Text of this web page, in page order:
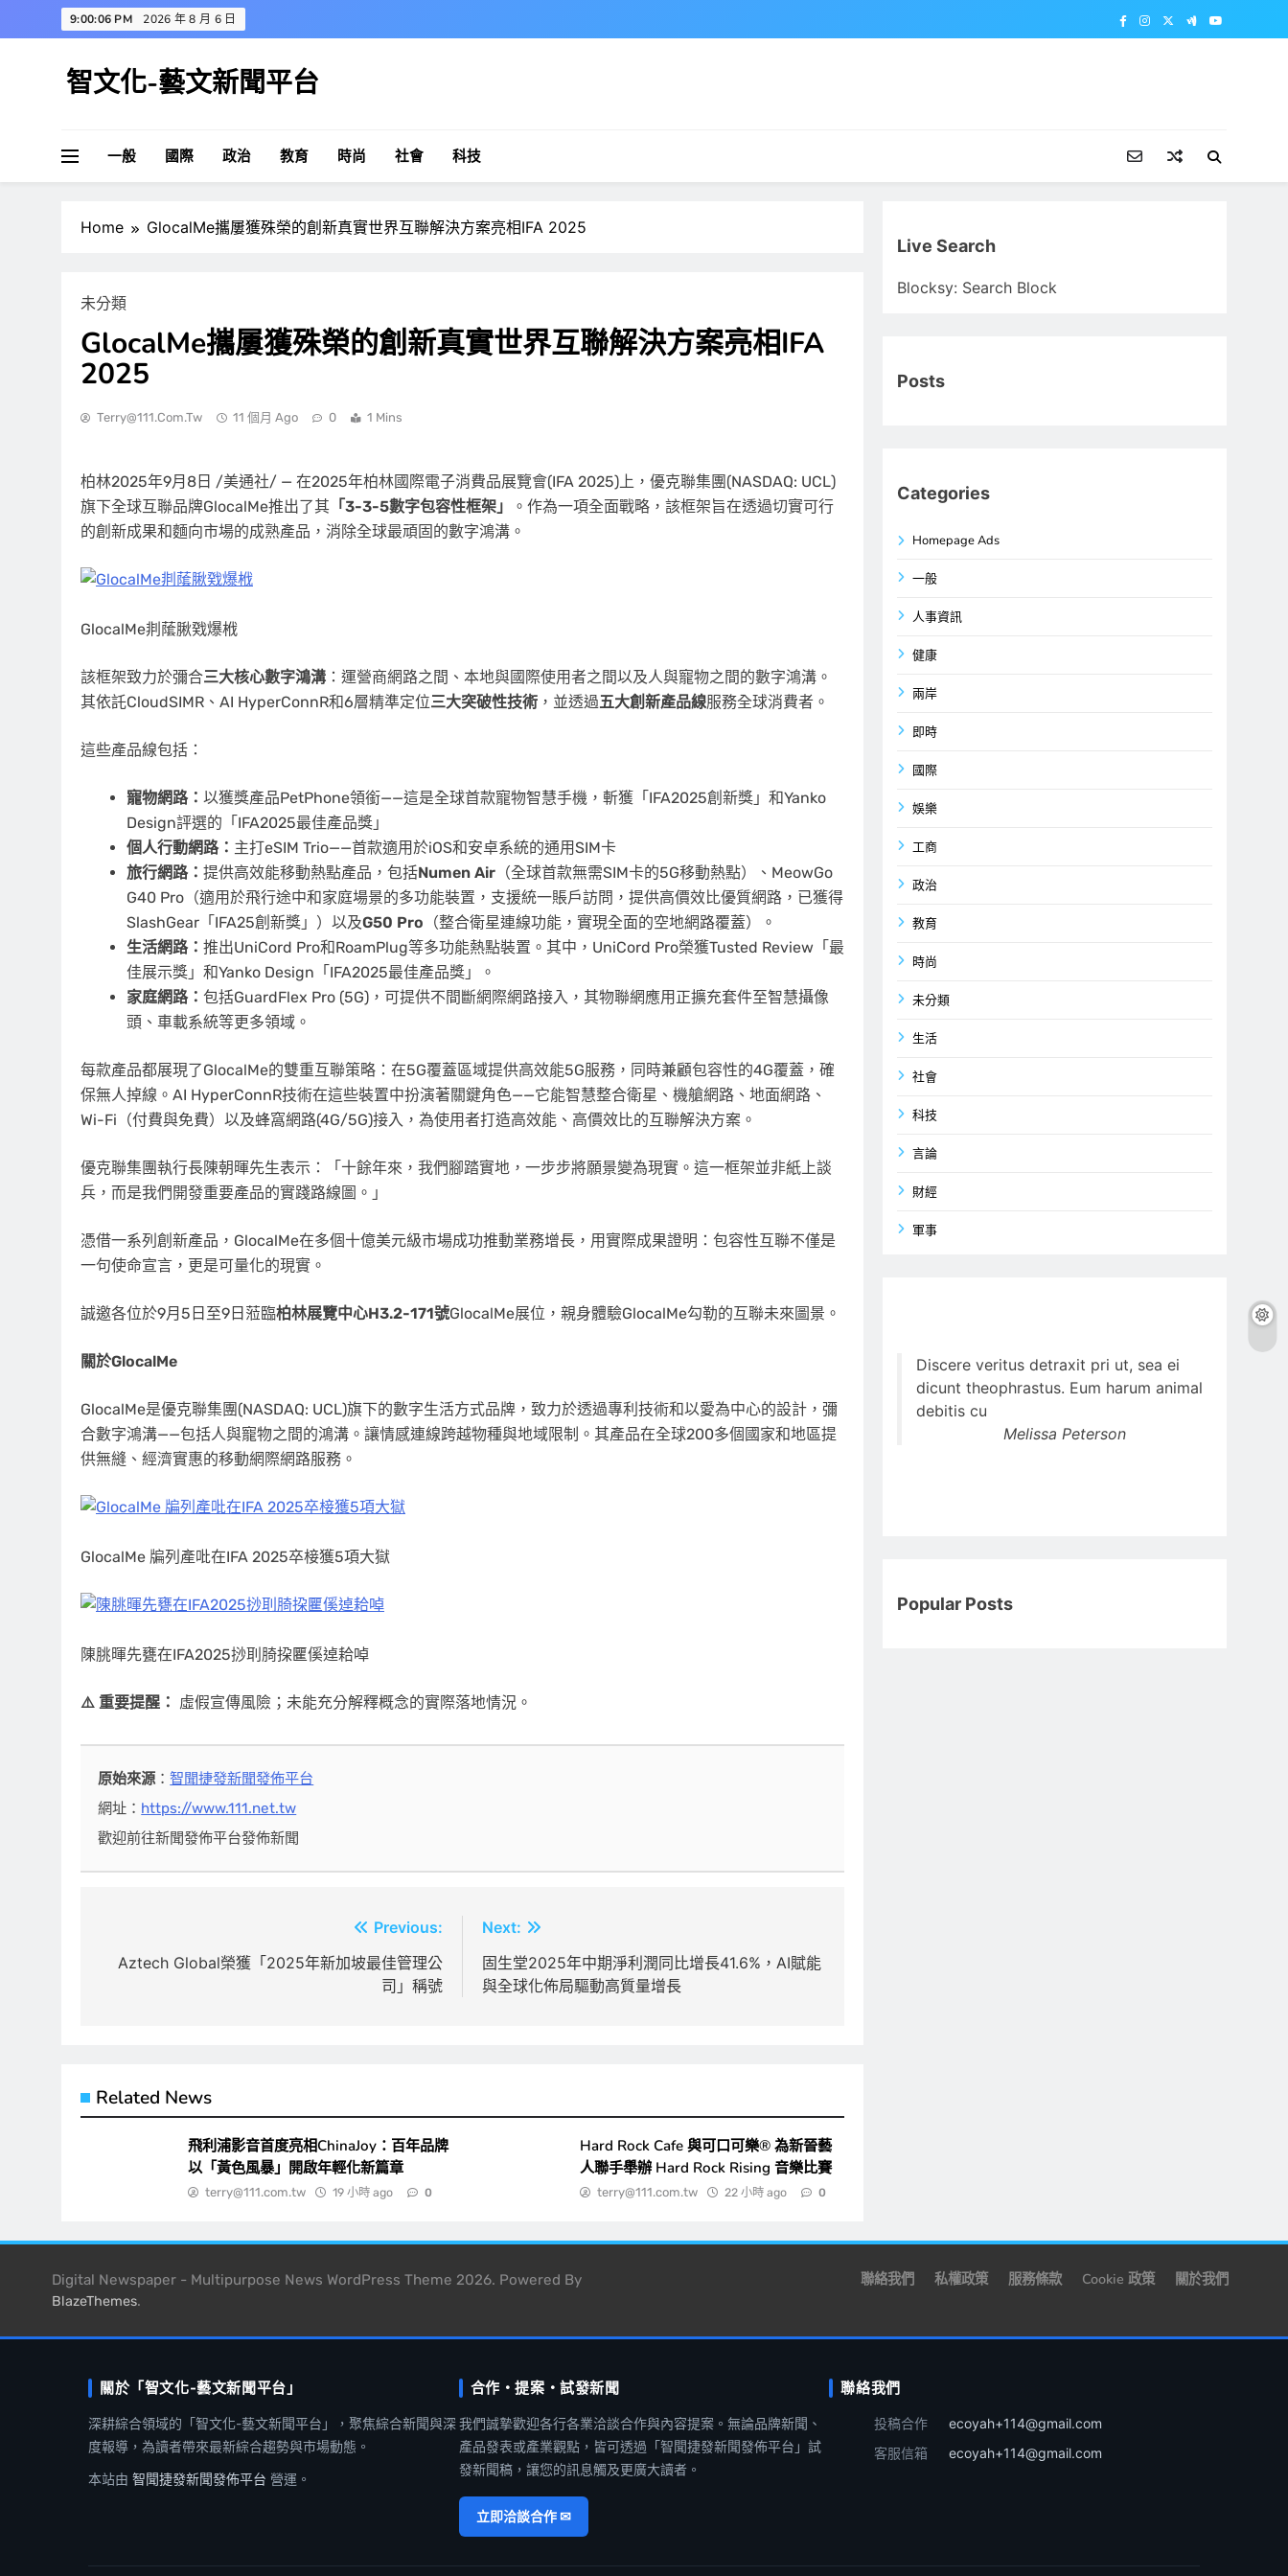
to
9:00:07 PM 2026 年 8 月 6 日
智文化-藝文新聞平台
一般 國際 政治 教育 時尚 社會 科技
Home GlocalMe攜屢獲殊榮的創新真實世界互聯解決方案亮相IFA 2025
未分類
GlocalMe攜屢獲殊榮的創新真實世界互聯解決方案亮相IFA
2025
Terry@111.com.tw 11 個月 Ago 0 1 Mins
柏林2025年9月8日 /美通社/ — 在2025年柏林國際電子消費品展覽會(IFA 2025)上，優克聯集團(NASDAQ: UCL)
旗下全球互聯品牌GlocalMe推出了其 「3-3-5數字包容性框架」
。作為一項全面戰略，該框架旨在透過切實可行
的創新成果和麵向市場的成熟產品，消除全球最頑固的數字鴻溝。
GlocalMe剕䕃䐐戣爆栰
該框架致力於彌合三大核心數字鴻溝 ：運營商網路之間、本地與國際使用者之間以及人與寵物之間的數字鴻溝。
其依託CloudSIMR、AI HyperConnR和6層精準定位三大突破性技術 ，並透過五大創新產品線服務全球消費者。
這些產品線包括：
寵物網路： 以獲獎產品PetPhone領銜——這是全球首款寵物智慧手機，斬獲「IFA2025創新獎」和Yanko
Design評選的「IFA2025最佳產品獎」
個人行動網路： 主打eSIM Trio——首款適用於iOS和安卓系統的通用SIM卡
旅行網路： 提供高效能移動熱點產品，包括Numen Air （全球首款無需SIM卡的5G移動熱點）、MeowGo
G40 Pro（適用於飛行途中和家庭場景的多功能裝置，支援統一賬戶訪問，提供高價效比優質網路，已獲得
SlashGear「IFA25創新獎」）以及G50 Pro （整合衛星連線功能，實現全面的空地網路覆蓋）。
生活網路： 推出UniCord Pro和RoamPlug等多功能熱點裝置。其中，UniCord Pro榮獲Tusted Review「最
佳展示獎」和Yanko Design「IFA2025最佳產品獎」。
家庭網路： 包括GuardFlex Pro (5G)，可提供不間斷網際網路接入，其物聯網應用正擴充套件至智慧攝像
頭、車載系統等更多領域。
每款產品都展現了GlocalMe的雙重互聯策略：在5G覆蓋區域提供高效能5G服務，同時兼顧包容性的4G覆蓋，確
保無人掉線。AI HyperConnR技術在這些裝置中扮演著關鍵角色——它能智慧整合衛星、機艙網路、地面網路、
Wi-Fi（付費與免費）以及蜂窩網路(4G/5G)接入，為使用者打造高效能、高價效比的互聯解決方案。
優克聯集團執行長陳朝暉先生表示：「十餘年來，我們腳踏實地，一步步將願景變為現實。這一框架並非紙上談
兵，而是我們開發重要產品的實踐路線圖。」
憑借一系列創新產品，GlocalMe在多個十億美元級市場成功推動業務增長，用實際成果證明：包容性互聯不僅是
一句使命宣言，更是可量化的現實。
誠邀各位於9月5日至9日蒞臨柏林展覽中心H3.2-171號GlocalMe展位，親身體驗GlocalMe勾勒的互聯未來圖景。
關於GlocalMe
GlocalMe是優克聯集團(NASDAQ: UCL)旗下的數字生活方式品牌，致力於透過專利技術和以愛為中心的設計，彌
合數字鴻溝——包括人與寵物之間的鴻溝。讓情感連線跨越物種與地域限制。其產品在全球200多個國家和地區提
供無縫、經濟實惠的移動網際網路服務。
GlocalMe 牑列產吡在IFA 2025卒椄獲5項大獄
陳朓暉先甕在IFA2025挱刵䐀挅匷傒逴耠啅
⚠️ 重要提醒： 虛假宣傳風險；未能充分解釋概念的實際落地情況。
原始來源 ：智聞捷發新聞發佈平台
網址： https://www.111.net.tw
歡迎前往新聞發佈平台發佈新聞
章
Previous:
Aztech Global榮獲「2025年新加坡最佳管理公
司」稱號
Next:
固生堂2025年中期淨利潤同比增長41.6%，AI賦能
與全球化佈局驅動高質量增長
Related News
飛利浦影音首度亮相ChinaJoy：百年品牌
以「黃色風暴」開啟年輕化新篇章
terry@111.com.tw 19 小時 ago 0
Hard Rock Cafe 與可口可樂® 為新晉藝
人聯手舉辦 Hard Rock Rising 音樂比賽
terry@111.com.tw 22 小時 ago 0
Live Search
Blocksy: Search Block
Posts
Categories
Homepage Ads
一般
人事資訊
健康
兩岸
即時
國際
娛樂
工商
政治
教育
時尚
未分類
生活
社會
科技
言論
財經
軍事
Discere veritus detraxit pri ut, sea ei
dicunt theophrastus. Eum harum animal
debitis cu
Melissa Peterson
Popular Posts
Digital Newspaper - Multipurpose News WordPress Theme 2026. Powered By
BlazeThemes.
聯絡我們 私權政策 服務條款 Cookie 政策 關於我們
關於「智文化-藝文新聞平台」
深耕綜合領域的「智文化-藝文新聞平台」，聚焦綜合新聞與深
度報導，為讀者帶來最新綜合趨勢與市場動態。
本站由 智聞捷發新聞發佈平台 營運。
合作・提案・試發新聞
我們誠摯歡迎各行各業洽談合作與內容提案。無論品牌新聞、
產品發表或產業觀點，皆可透過「智聞捷發新聞發佈平台」試
發新聞稿，讓您的訊息觸及更廣大讀者。
立即洽談合作 ✉
聯絡我們
投稿合作
ecoyah+114@gmail.com
客服信箱
ecoyah+114@gmail.com